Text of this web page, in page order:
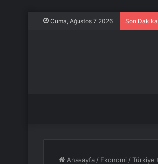
Cuma, Ağustos 7 2026 Son
Anasayfa / Ekonomi /Türkiye